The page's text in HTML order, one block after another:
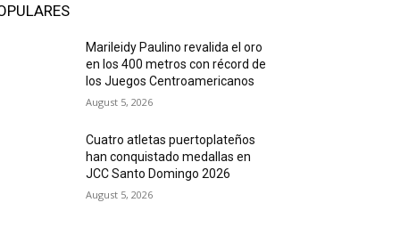
Marileidy Paulino revalida el oro
en los 400 metros con récord de
los Juegos Centroamericanos
August 5, 2026
Cuatro atletas puertoplateños
han conquistado medallas en
JCC Santo Domingo 2026
August 5, 2026